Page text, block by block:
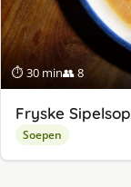
⏱ 30 min👥 8
Fryske Sipelsop
Soepen